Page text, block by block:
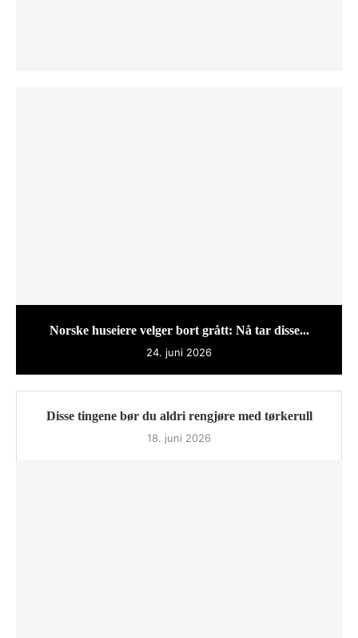
Norske huseiere velger bort grått: Nå tar disse...
24. juni 2026
Disse tingene bør du aldri rengjøre med tørkerull
18. juni 2026